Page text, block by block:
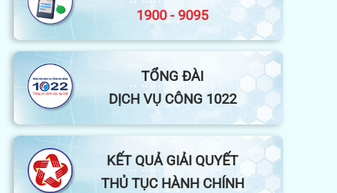
1900 - 9095
TỔNG ĐÀI
DỊCH VỤ CÔNG 1022
KẾT QUẢ GIẢI QUYẾT
THỦ TỤC HÀNH CHÍNH